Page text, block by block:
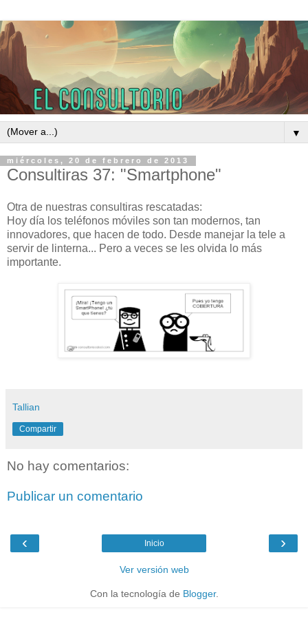
▼
miércoles, 20 de febrero de 2013
Consultiras 37: "Smartphone"
Otra de nuestras consultiras rescatadas:
Hoy día los teléfonos móviles son tan modernos, tan
innovadores, que hacen de todo. Desde manejar la tele a
servir de linterna... Pero a veces se les olvida lo más
importante.
Tallian
Compartir
No hay comentarios:
Publicar un comentario
‹ ›
Inicio
Ver versión web
Con la tecnología de Blogger.